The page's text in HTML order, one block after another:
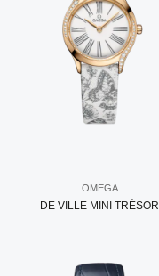
OMEGA
DE VILLE MINI TRÉSOR